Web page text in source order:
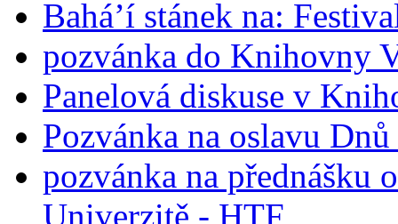
Bahá’í stánek na:
pozvánka do Knihovny
Panelová diskuse v
Pozvánka na oslavu
pozvánka na přednášku
Univerzitě - HTF